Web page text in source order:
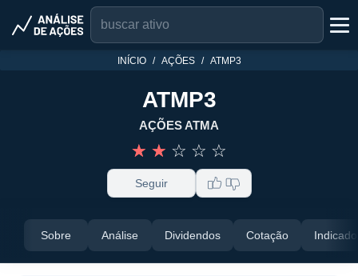
INÍCIO AÇÕES ATMP3
ATMP3
AÇÕES ATMA
☆ ☆ ☆ ☆ ☆
Seguir
Sobre Análise Dividendos Cotação